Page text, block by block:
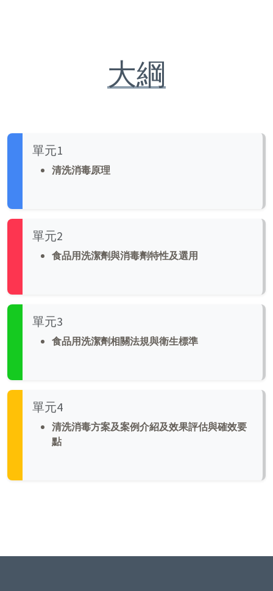
大綱
單元1
清洗消毒原理
單元2
食品用洗潔劑與消毒劑特性及選用
單元3
食品用洗潔劑相關法規與衛生標準
單元4
清洗消毒方案及案例介紹及效果評估與確效要
點